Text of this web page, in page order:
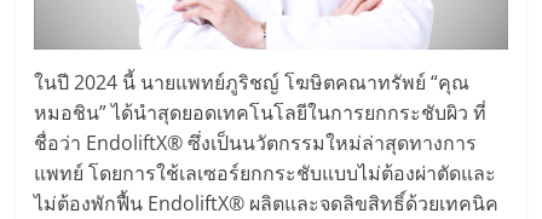
ในปี 2024 นี้ นายแพทย์ภูริชญ์ โฆษิตคณาทรัพย์ “คุณ
หมอชิน” ได้นำสุดยอดเทคโนโลยีในการยกกระชับผิว ที่
ชื่อว่า EndoliftX® ซึ่งเป็นนวัตกรรมใหม่ล่าสุดทางการ
แพทย์ โดยการใช้เลเซอร์ยกกระชับแบบไม่ต้องผ่าตัดและ
ไม่ต้องพักฟื้น EndoliftX® ผลิตและจดลิขสิทธิ์ด้วยเทคนิค